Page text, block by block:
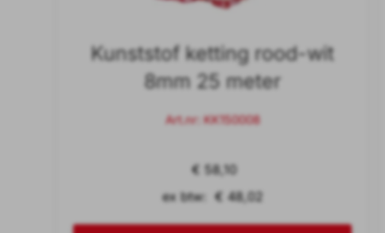
Kunststof ketting rood-wit
8mm 25 meter
Art.nr: KK150008
€ 58,10
ex btw: € 48,02